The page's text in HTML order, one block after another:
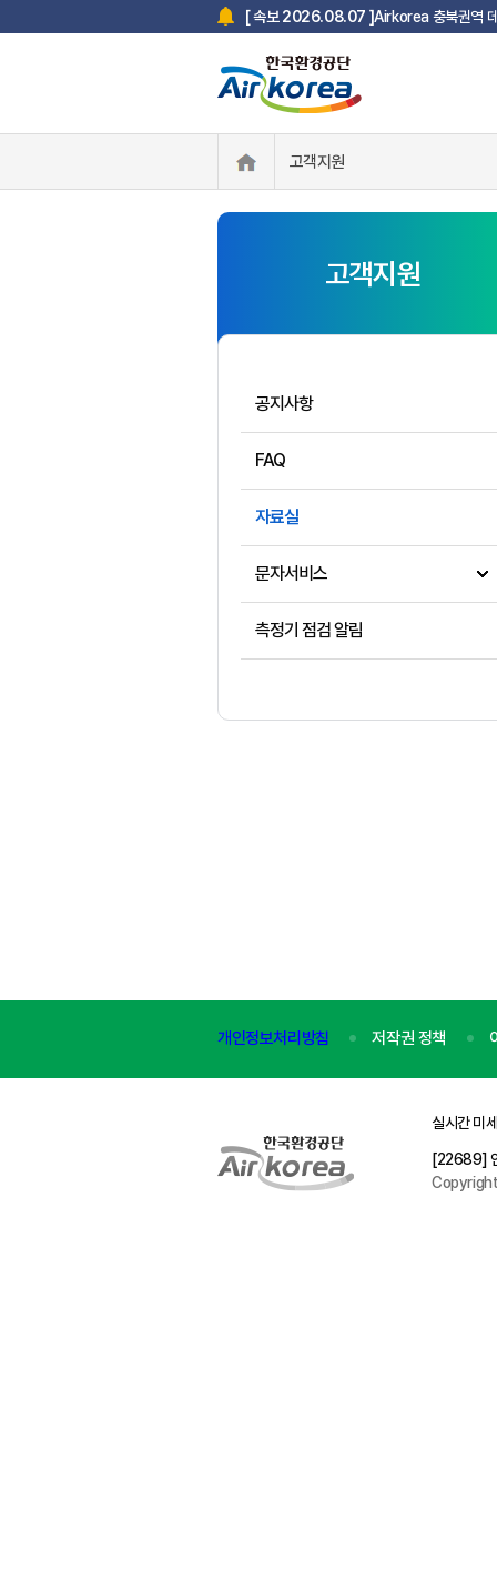
[ 속보 2026.08.07 ]Airkorea 충북권역
고객지원
고객지원
공지사항
FAQ
자료실
문자서비스
측정기 점검 알림
개인정보처리방침 저작권 정책
실시간 미
[22689]